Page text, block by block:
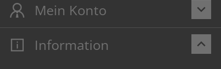
keyboard_arrow_down
Mein Konto
Mein Konto
keyboard_arrow_up
Information